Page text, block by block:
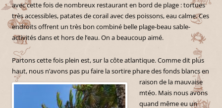
avec cette fois de nombreux restaurant en bord de plage : tortues
très accessibles, patates de corail avec des poissons, eau calme. Ces
endroits offrent un très bon combiné belle plage-beau sable-
activités dans et hors de l’eau. On a beaucoup aimé.
Partons cette fois plein est, sur la côte atlantique. Comme dit plus
haut, nous n’avons pas pu faire la sortire phare des fonds blancs en
raison de la mauvaise
mtéo. Mais nous avons
quand même eu un